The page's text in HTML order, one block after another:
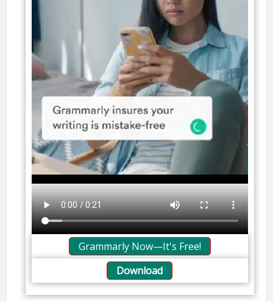
Grammarly Now—It's Free!
Download